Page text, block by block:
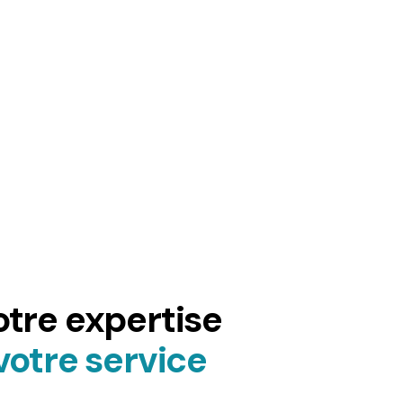
expertise
service